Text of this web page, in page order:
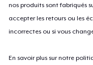
nos produits sont fabriqués
accepter les retours ou les
incorrectes ou si vous
En savoir plus sur notre